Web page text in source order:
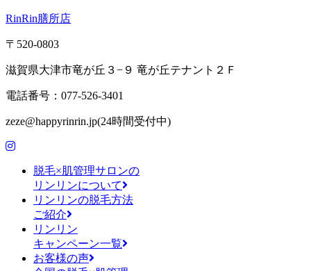
RinRin膳所店
〒520-0803
滋賀県大津市竜が丘３−９ 竜が丘テナント２Ｆ
電話番号：077-526-3401
zeze@happyrinrin.jp(24時間受付中)
脱毛×肌管理サロンの
リンリンについて
リンリンの脱毛方法
ご紹介
リンリン
キャンペーン一覧
お客様の声